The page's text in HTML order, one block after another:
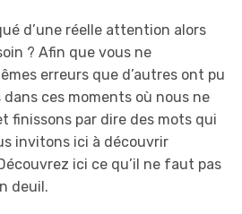
d’une réelle attention alors
? Afin que vous ne
erreurs que d’autres ont pu
ces moments où nous ne
finissons par dire des mots qui
invitons ici à découvrir
ici ce qu’il ne faut pas
deuil.